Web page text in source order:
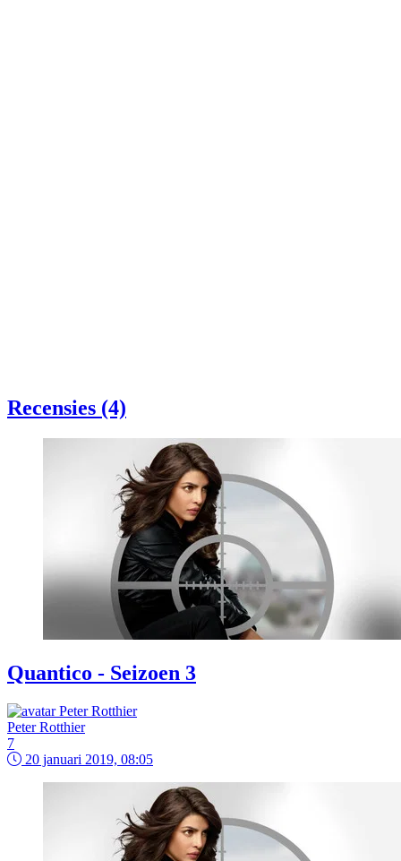
Recensies (4)
Quantico - Seizoen 3
Peter Rotthier
7
20 januari 2019, 08:05